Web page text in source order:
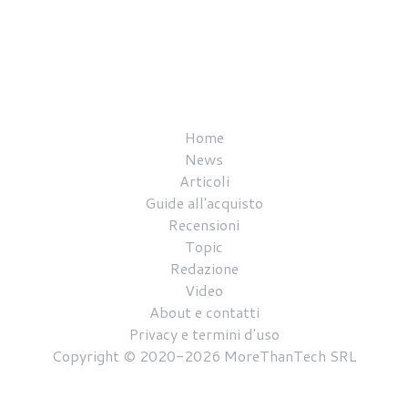
Home
News
Articoli
Guide all'acquisto
Recensioni
Topic
Redazione
Video
About e contatti
Privacy e termini d'uso
Copyright © 2020-2026 MoreThanTech SRL